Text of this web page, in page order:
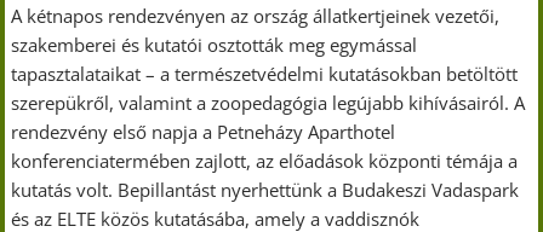
A kétnapos rendezvényen az ország állatkertjeinek vezetői,
szakemberei és kutatói osztották meg egymással
tapasztalataikat – a természetvédelmi kutatásokban betöltött
szerepükről, valamint a zoopedagógia legújabb kihívásairól. A
rendezvény első napja a Petneházy Aparthotel
konferenciatermében zajlott, az előadások központi témája a
kutatás volt. Bepillantást nyerhettünk a Budakeszi Vadaspark
és az ELTE közös kutatásába, amely a vaddisznók